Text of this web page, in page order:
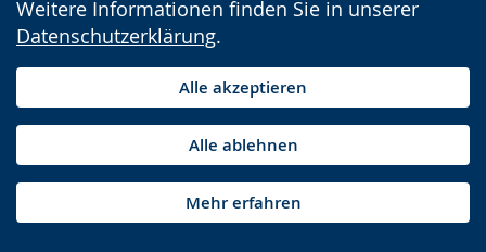
Weitere Informationen finden Sie in unserer
Datenschutzerklärung.
Alle akzeptieren
Alle ablehnen
Mehr erfahren